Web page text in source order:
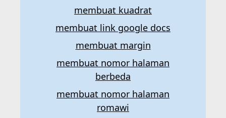
membuat kuadrat
membuat link google docs
membuat margin
membuat nomor halaman
berbeda
membuat nomor halaman
romawi